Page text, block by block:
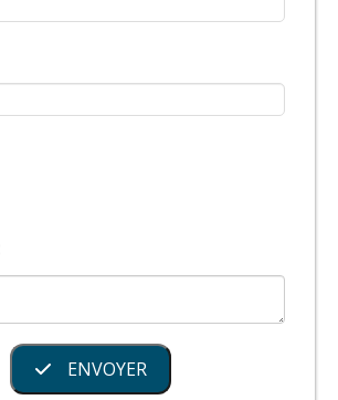
ENVOYER